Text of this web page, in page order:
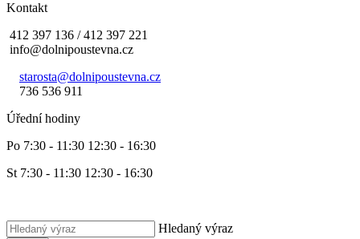
Kontakt
412 397 136 / 412 397 221
info@dolnipoustevna.cz
starosta@dolnipoustevna.cz
736 536 911
Úřední hodiny
Po 7:30 - 11:30 12:30 - 16:30
St 7:30 - 11:30 12:30 - 16:30
Hledaný výraz